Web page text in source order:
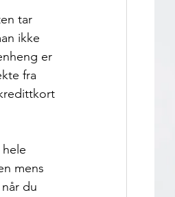
tar
ikke
er
fra
mens
du